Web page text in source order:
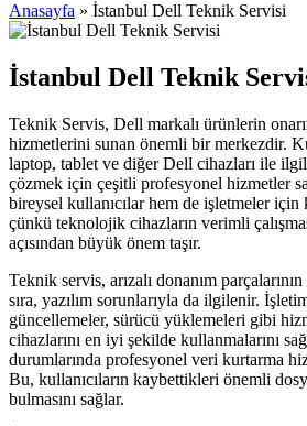
Anasayfa » İstanbul Dell Teknik Servisi
İstanbul Dell Teknik
Teknik Servis, Dell markalı ürünlerin
hizmetlerini sunan önemli bir merkezdir.
laptop, tablet ve diğer Dell cihazları ile ilgili
çözmek için çeşitli profesyonel hizmetler
bireysel kullanıcılar hem de işletmeler
çünkü teknolojik cihazların verimli
açısından büyük önem taşır.
Teknik servis, arızalı donanım parçalarının
sıra, yazılım sorunlarıyla da ilgilenir.
güncellemeler, sürücü yüklemeleri gibi
cihazlarını en iyi şekilde kullanmalarını
durumlarında profesyonel veri kurtarma
Bu, kullanıcıların kaybettikleri önemli
bulmasını sağlar.